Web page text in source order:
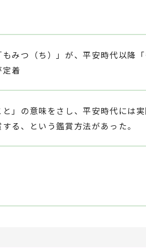
みつ（ち）」が、平安時代以降
着
」の意味をさし、平安時代には
る、という鑑賞方法があった。